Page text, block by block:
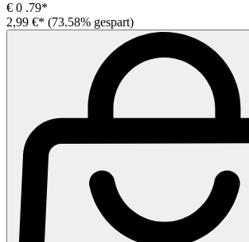
€ 0 .79*
2,99 €* (73.58% gespart)